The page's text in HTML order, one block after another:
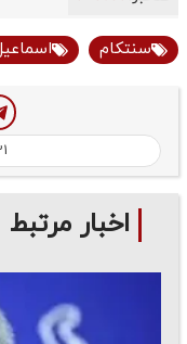
سنتکام
اخبار مرتبط